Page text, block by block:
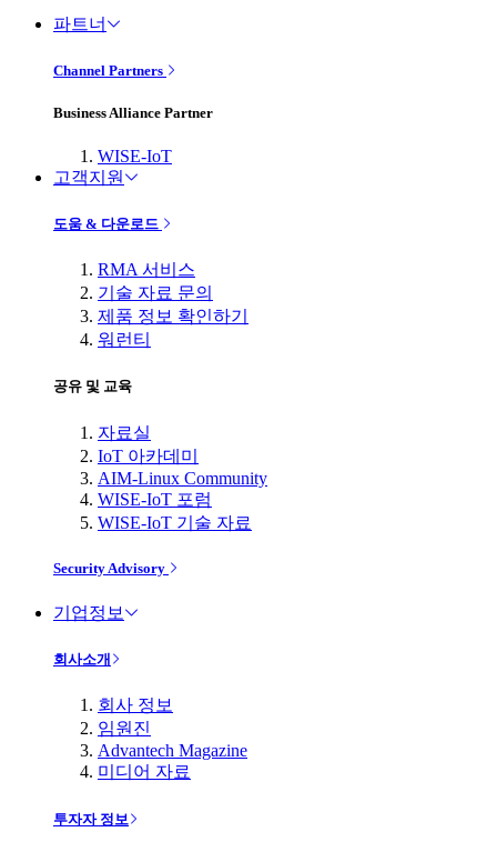
파트너
Channel Partners
Business Alliance Partner
WISE-IoT
고객지원
도움 & 다운로드
RMA 서비스
기술 자료 문의
제품 정보 확인하기
워런티
공유 및 교육
자료실
IoT 아카데미
AIM-Linux Community
WISE-IoT 포럼
WISE-IoT 기술 자료
Security Advisory
기업정보
회사소개
회사 정보
임원진
Advantech Magazine
미디어 자료
투자자 정보